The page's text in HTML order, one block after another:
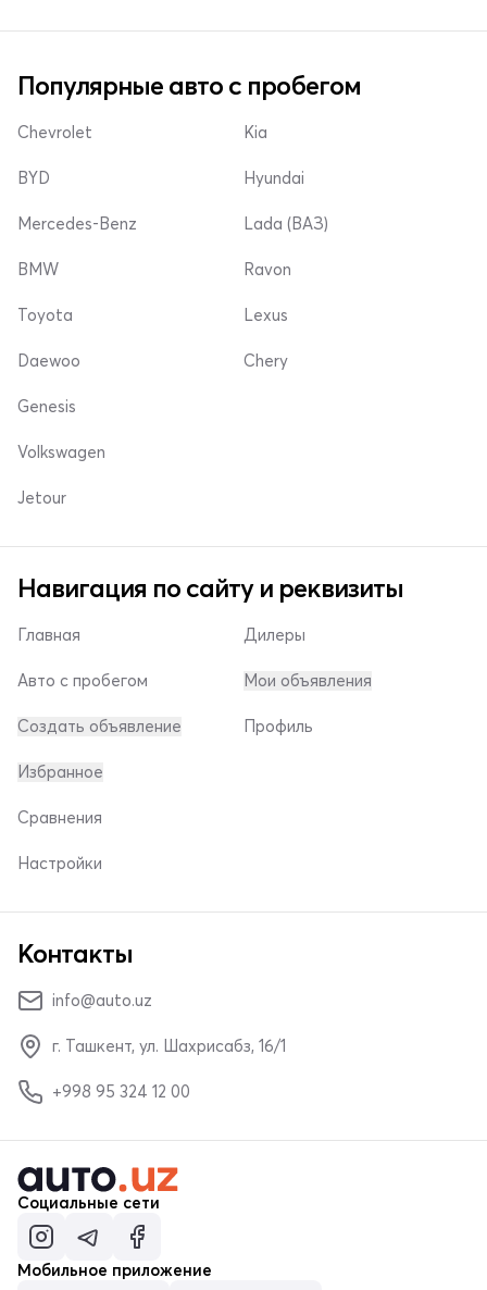
Популярные авто с пробегом
Chevrolet
BYD
Mercedes-Benz
Kia
Hyundai
Lada (ВАЗ)
BMW
Toyota
Daewoo
Ravon
Lexus
Chery
Genesis
Volkswagen
Jetour
Навигация по сайту и реквизиты
Главная
Авто с пробегом
Создать объявление
Дилеры
Мои объявления
Профиль
Избранное
Сравнения
Настройки
Контакты
info@auto.uz
г. Ташкент, ул. Шахрисабз, 16/1
+998 95 324 12 00
Социальные сети
Мобильное приложение